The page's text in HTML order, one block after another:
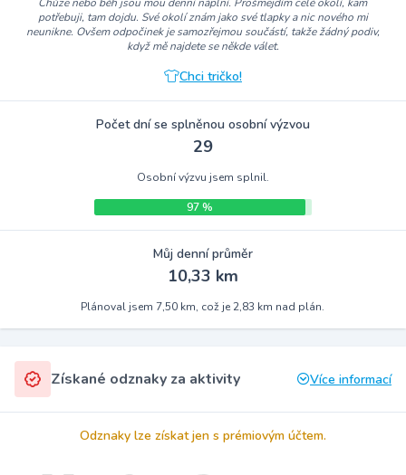
potřebuji, tam dojdu. Své okolí znám jako své tlapky a nic nového mi
neunikne. Ovšem odpočinek je samozřejmou součástí, takže žádný podiv,
když mě najdete se někde válet.
Chci tričko!
Počet dní se splněnou osobní výzvou
29
Osobní výzvu jsem splnil.
97 %
Můj denní průměr
10,33 km
Plánoval jsem 7,50 km, což je 2,83 km nad plán.
Získané odznaky za aktivity Více informací
Odznaky lze získat jen s prémiovým účtem.